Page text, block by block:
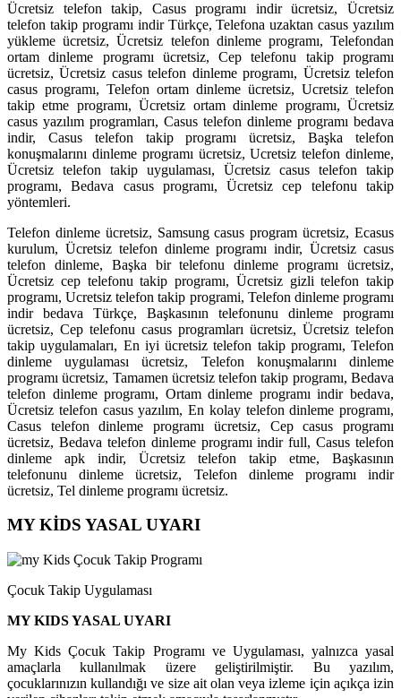
Ücretsiz telefon takip, Casus programı indir ücretsiz, Ücretsiz
telefon takip programı indir Türkçe, Telefona uzaktan casus yazılım
yükleme ücretsiz, Ücretsiz telefon dinleme programı, Telefondan
ortam dinleme programı ücretsiz, Cep telefonu takip programı
ücretsiz, Ücretsiz casus telefon dinleme programı, Ücretsiz telefon
casus programı, Telefon ortam dinleme ücretsiz, Ucretsiz telefon
takip etme programı, Ücretsiz ortam dinleme programı, Ücretsiz
casus yazılım programları, Casus telefon dinleme programı bedava
indir, Casus telefon takip programı ücretsiz, Başka telefon
konuşmalarını dinleme programı ücretsiz, Ucretsiz telefon dinleme,
Ücretsiz telefon takip uygulaması, Ücretsiz casus telefon takip
programı, Bedava casus programı, Ücretsiz cep telefonu takip
yöntemleri.
Telefon dinleme ücretsiz, Samsung casus program ücretsiz, Ecasus
kurulum, Ücretsiz telefon dinleme programı indir, Ücretsiz casus
telefon dinleme, Başka bir telefonu dinleme programı ücretsiz,
Ücretsiz cep telefonu takip programı, Ücretsiz gizli telefon takip
programı, Ucretsiz telefon takip programi, Telefon dinleme programı
indir bedava Türkçe, Başkasının telefonunu dinleme programı
ücretsiz, Cep telefonu casus programları ücretsiz, Ücretsiz telefon
takip uygulamaları, En iyi ücretsiz telefon takip programı, Telefon
dinleme uygulaması ücretsiz, Telefon konuşmalarını dinleme
programı ücretsiz, Tamamen ücretsiz telefon takip programı, Bedava
telefon dinleme programı, Ortam dinleme programı indir bedava,
Ücretsiz telefon casus yazılım, En kolay telefon dinleme programı,
Casus telefon dinleme programı ücretsiz, Cep casus programı
ücretsiz, Bedava telefon dinleme programı indir full, Casus telefon
dinleme apk indir, Ücretsiz telefon takip etme, Başkasının
telefonunu dinleme ücretsiz, Telefon dinleme programı indir
ücretsiz, Tel dinleme programı ücretsiz.
MY KİDS YASAL UYARI
Çocuk Takip Uygulaması
MY KIDS YASAL UYARI
My Kids Çocuk Takip Programı ve Uygulaması, yalnızca yasal
amaçlarla kullanılmak üzere geliştirilmiştir. Bu yazılım,
çocuklarınızın kullandığı ve size ait olan veya izleme için açıkça izin